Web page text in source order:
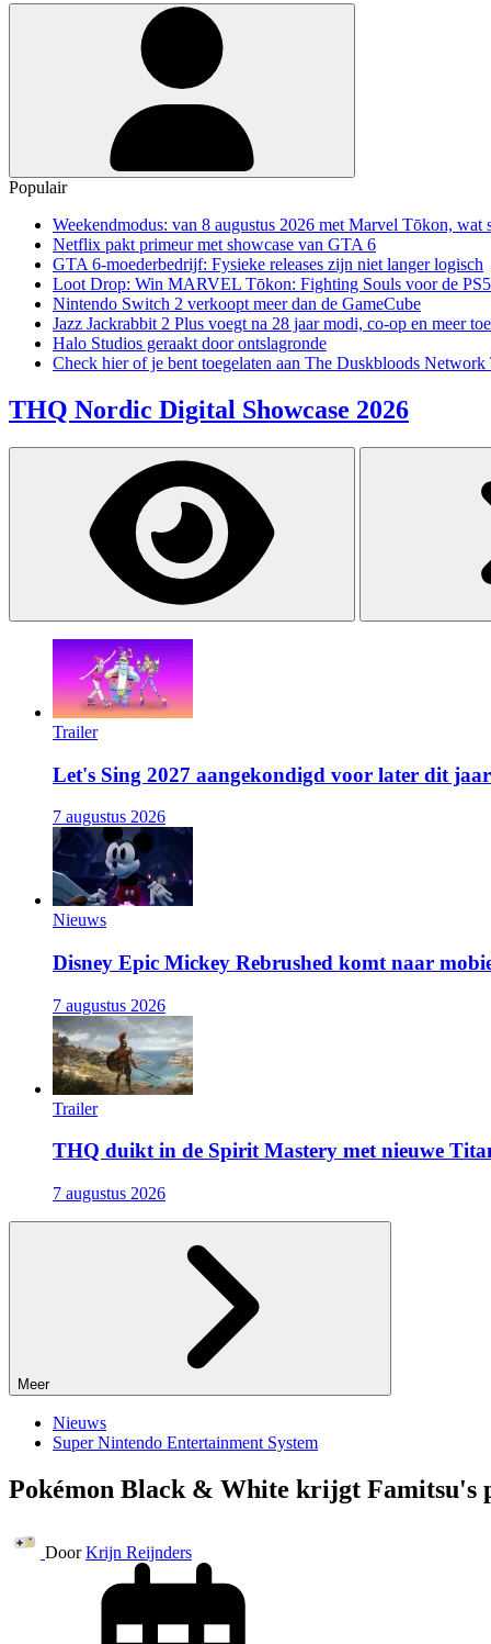
Populair
Weekendmodus: van 8 augustus 2026 met Marvel Tōkon, wat
Netflix pakt primeur met showcase van GTA 6
GTA 6-moederbedrijf: Fysieke releases zijn niet langer logisch
Loot Drop: Win MARVEL Tōkon: Fighting Souls voor de PS5
Nintendo Switch 2 verkoopt meer dan de GameCube
Jazz Jackrabbit 2 Plus voegt na 28 jaar modi, co-op en meer toe
Halo Studios geraakt door ontslagronde
Check hier of je bent toegelaten aan The Duskbloods Network
THQ Nordic Digital Showcase 2026
Trailer
Let's Sing 2027 aangekondigd voor later dit jaar
7 augustus 2026
Nieuws
Disney Epic Mickey Rebrushed komt naar
7 augustus 2026
Trailer
THQ duikt in de Spirit Mastery met nieuwe
7 augustus 2026
Meer
Nieuws
Super Nintendo Entertainment System
Pokémon Black & White krijgt Famitsu's
Door Krijn Reijnders